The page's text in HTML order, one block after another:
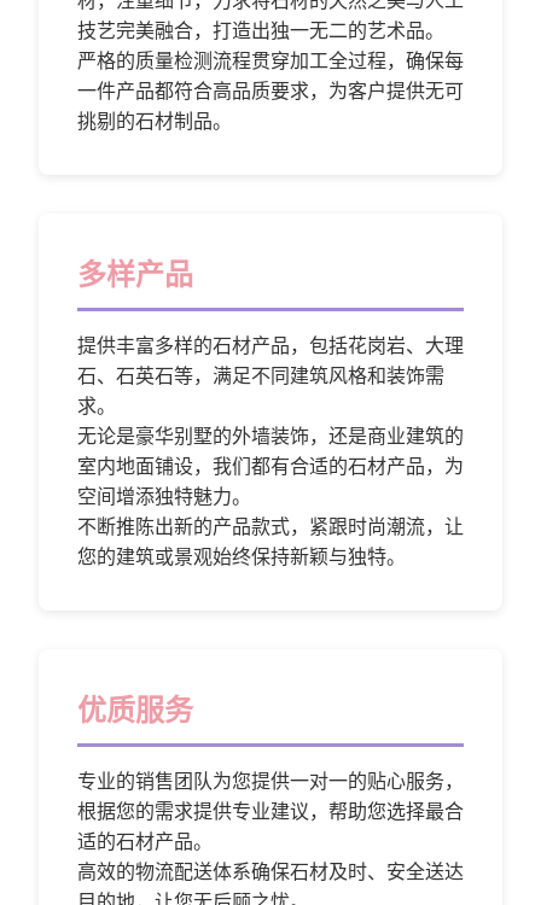
技艺完美融合，打造出独一无二的艺术品。
严格的质量检测流程贯穿加工全过程，确保每
一件产品都符合高品质要求，为客户提供无可
挑剔的石材制品。
多样产品
提供丰富多样的石材产品，包括花岗岩、大理
石、石英石等，满足不同建筑风格和装饰需
求。
无论是豪华别墅的外墙装饰，还是商业建筑的
室内地面铺设，我们都有合适的石材产品，为
空间增添独特魅力。
不断推陈出新的产品款式，紧跟时尚潮流，让
您的建筑或景观始终保持新颖与独特。
优质服务
专业的销售团队为您提供一对一的贴心服务，
根据您的需求提供专业建议，帮助您选择最合
适的石材产品。
高效的物流配送体系确保石材及时、安全送达